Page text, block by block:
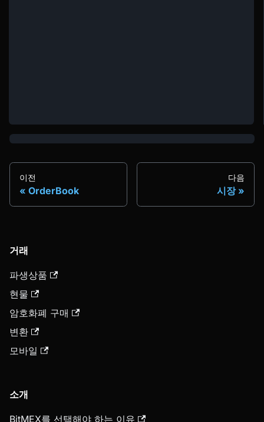
이전
OrderBook
다음
시장
거래
파생상품
현물
암호화폐 구매
변환
모바일
소개
BitMEX를 선택해야 하는 이유